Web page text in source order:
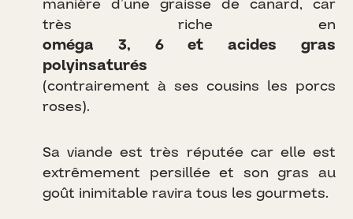
manière d’une graisse de canard, car
très riche en
oméga 3, 6 et acides gras
polyinsaturés
(contrairement à ses cousins les porcs
roses).
Sa viande est très réputée car elle est
extrêmement persillée et son gras au
goût inimitableravira tous les gourmets.